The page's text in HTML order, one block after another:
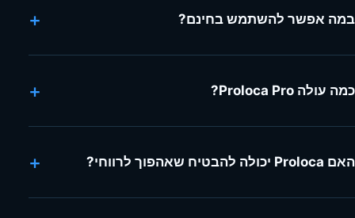
במה אפשר להשתמש בחינם? +
כמה עולה Proloca Pro? +
האם Proloca יכולה להבטיח שאהפוך לרווחי? +